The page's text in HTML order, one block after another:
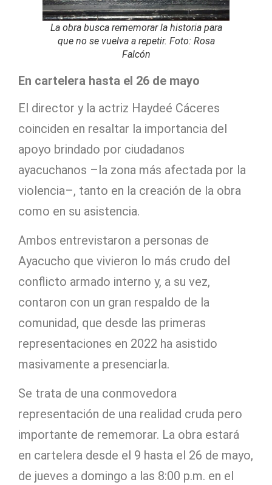
La obra busca rememorar la historia para
que no se vuelva a repetir. Foto: Rosa
Falcón
En cartelera hasta el 26 de mayo
El director y la actriz Haydeé Cáceres
coinciden en resaltar la importancia del
apoyo brindado por ciudadanos
ayacuchanos –la zona más afectada por la
violencia–, tanto en la creación de la obra
como en su asistencia.
Ambos entrevistaron a personas de
Ayacucho que vivieron lo más crudo del
conflicto armado interno y, a su vez,
contaron con un gran respaldo de la
comunidad, que desde las primeras
representaciones en 2022 ha asistido
masivamente a presenciarla.
Se trata de una conmovedora
representación de una realidad cruda pero
importante de rememorar. La obra estará
en cartelera desde el 9 hasta el 26 de mayo,
de jueves a domingo a las 8:00 p.m. en el